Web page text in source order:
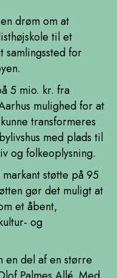
drøm om at
til et
for
5 mio. kr. fra
mulighed for at
transformeres
med plads til
og folkeoplysning.
støtte på 95
gør det muligt at
et åbent,
og
en del af en større